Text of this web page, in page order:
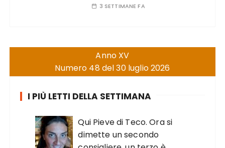
3 SETTIMANE FA
Anno XV
Numero 48 del 30 luglio 2026
I PIÙ LETTI DELLA SETTIMANA
Qui Pieve di Teco. Ora si
dimette un secondo